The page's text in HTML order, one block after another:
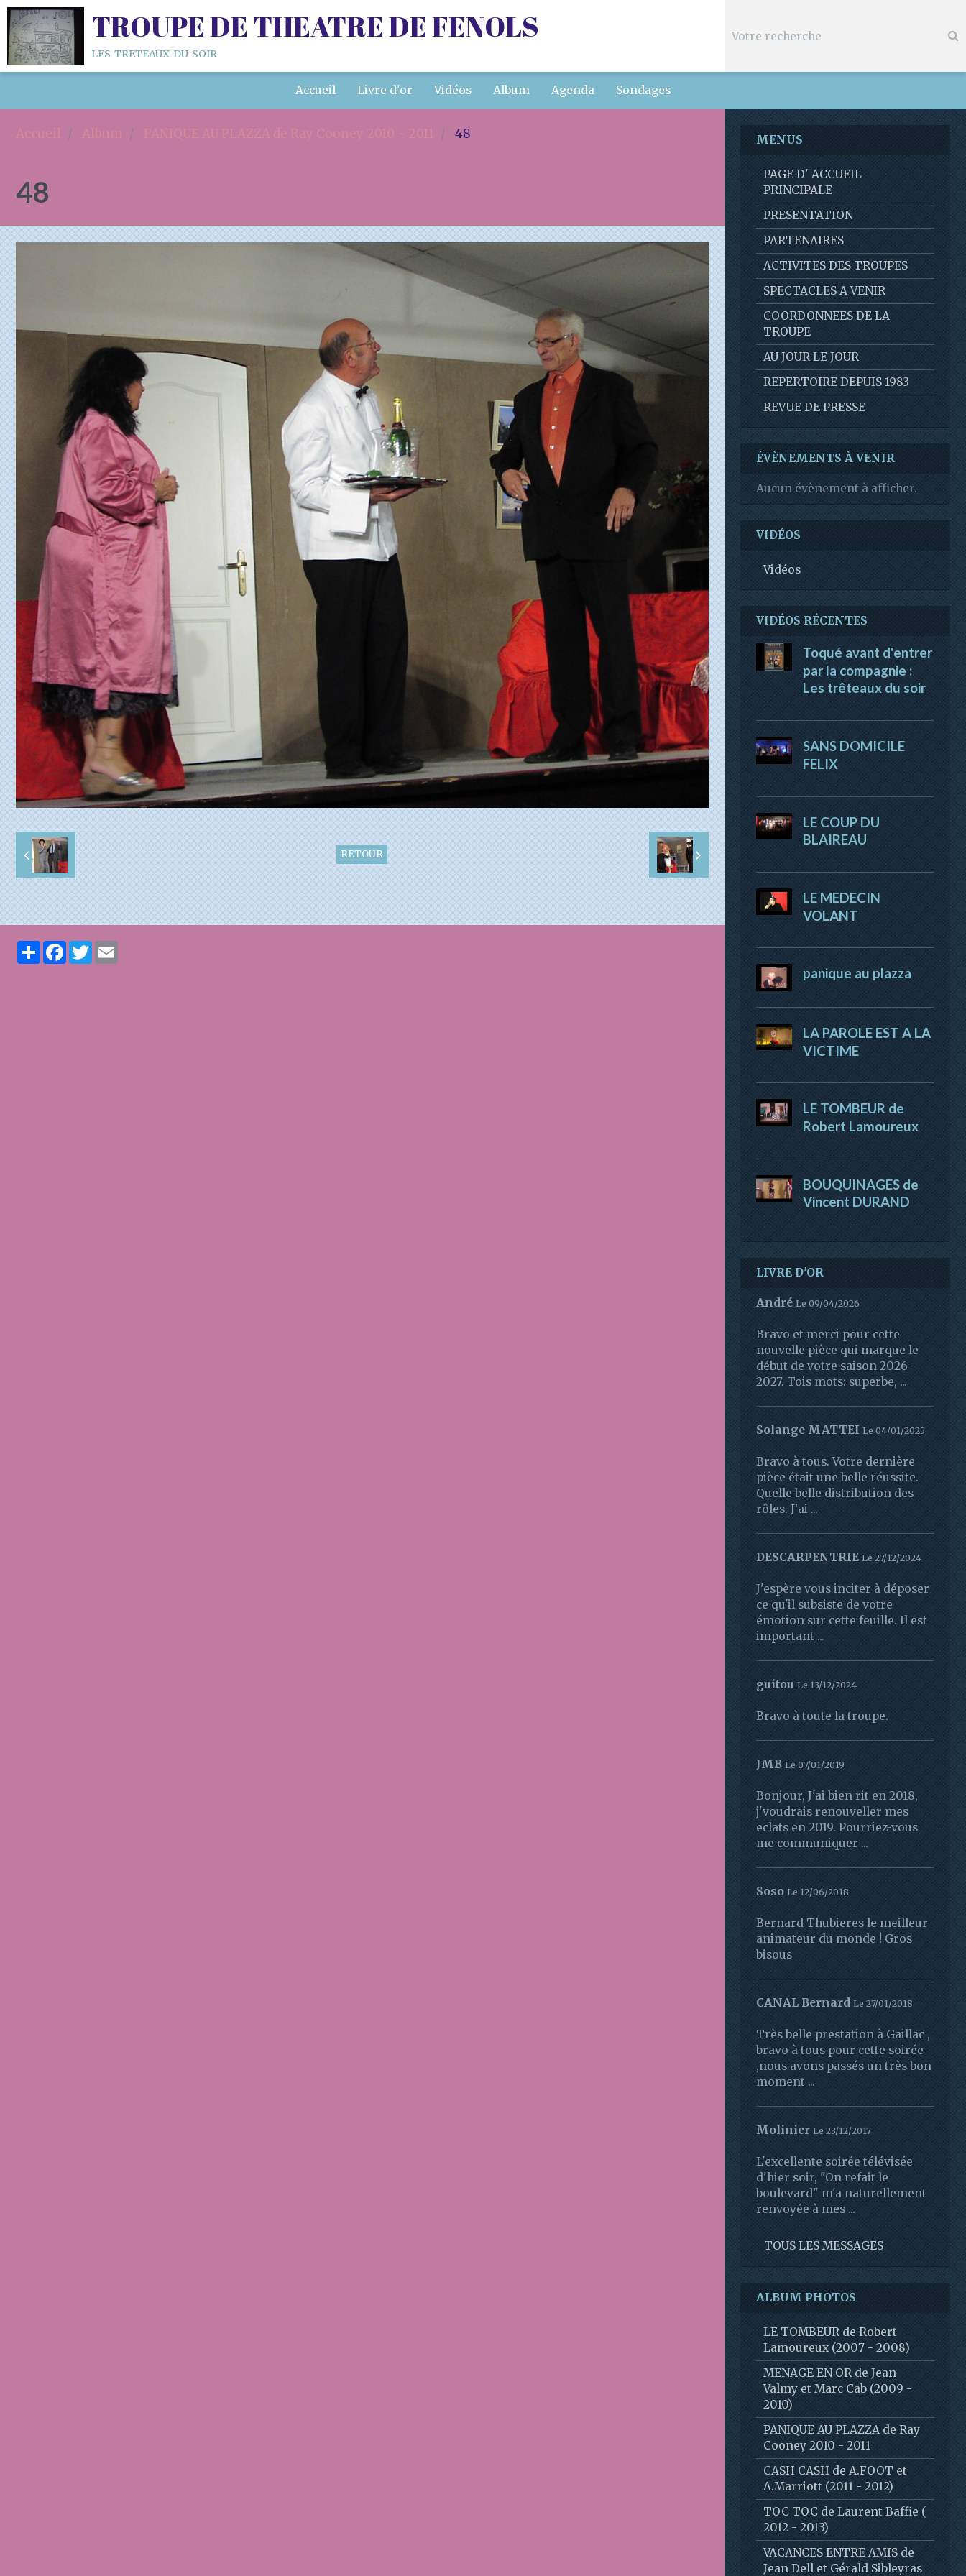
TROUPE DE THEATRE DE FENOLS
les treteaux du soir
Accueil Livre d'or Vidéos Album Agenda Sondages
48
48
RETOUR
PartagerFacebook
Twitter
MENUS
PAGE D' ACCUEIL
PRINCIPALE
PRESENTATION
PARTENAIRES
ACTIVITES DES TROUPES
SPECTACLES A VENIR
COORDONNEES DE LA
TROUPE
AU JOUR LE JOUR
REPERTOIRE DEPUIS 1983
REVUE DE PRESSE
ÉVÈNEMENTS À VENIR
Aucun évènement à afficher.
VIDÉOS
Vidéos
VIDÉOS RÉCENTES
Toqué avant d'entrer
par la compagnie :
Les trêteaux du soir
SANS DOMICILE
FELIX
LE COUP DU
BLAIREAU
LE MEDECIN
VOLANT
panique au plazza
LA PAROLE EST A LA
VICTIME
LE TOMBEUR de
Robert Lamoureux
BOUQUINAGES de
Vincent DURAND
LIVRE D'OR
André Le 09/04/2026
Bravo et merci pour cette
nouvelle pièce qui marque le
début de votre saison 2026-
2027. Tois mots: superbe, ...
Solange MATTEI Le 04/01/2025
Bravo à tous. Votre dernière
pièce était une belle réussite.
Quelle belle distribution des
rôles. J'ai ...
DESCARPENTRIE Le 27/12/2024
J'espère vous inciter à déposer
ce qu'il subsiste de votre
émotion sur cette feuille. Il est
important ...
guitou Le 13/12/2024
Bravo à toute la troupe.
JMB Le 07/01/2019
Bonjour, J'ai bien rit en 2018,
j'voudrais renouveller mes
eclats en 2019. Pourriez-vous
me communiquer ...
Soso Le 12/06/2018
Bernard Thubieres le meilleur
animateur du monde ! Gros
bisous
CANAL Bernard Le 27/01/2018
Très belle prestation à Gaillac ,
bravo à tous pour cette soirée
,nous avons passés un très bon
moment ...
Molinier Le 23/12/2017
L'excellente soirée télévisée
d'hier soir, "On refait le
boulevard" m'a naturellement
renvoyée à mes ...
TOUS LES MESSAGES
ALBUM PHOTOS
LE TOMBEUR de Robert
Lamoureux (2007 - 2008)
MENAGE EN OR de Jean
Valmy et Marc Cab (2009 -
2010)
PANIQUE AU PLAZZA de Ray
Cooney 2010 - 2011
CASH CASH de A.FOOT et
A.Marriott (2011 - 2012)
TOC TOC de Laurent Baffie (
2012 - 2013)
VACANCES ENTRE AMIS de
Jean Dell et Gérald Sibleyras